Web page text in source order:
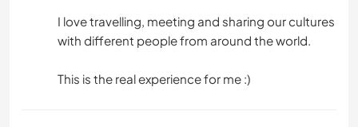
I love travelling, meeting and sharing our cultures
with different people from around the world.
This is the real experience for me :)